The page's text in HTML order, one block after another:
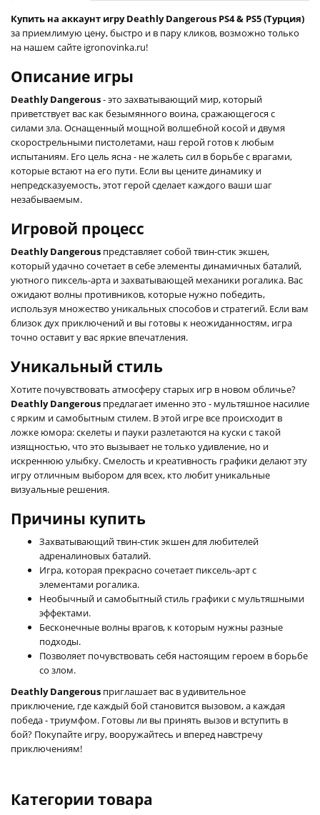
Купить на аккаунт игру Deathly Dangerous PS4 & PS5 (Турция)
за приемлимую цену, быстро и в пару кликов, возможно только
на нашем сайте igronovinka.ru!
Описание игры
Deathly Dangerous- это захватывающий мир, который
приветствует вас как безымянного воина, сражающегося с
силами зла. Оснащенный мощной волшебной косой и двумя
скорострельными пистолетами, наш герой готов к любым
испытаниям. Его цель ясна - не жалеть сил в борьбе с врагами,
которые встают на его пути. Если вы цените динамику и
непредсказуемость, этот герой сделает каждого ваши шаг
незабываемым.
Игровой процесс
Deathly Dangerous представляет собой твин-стик экшен,
который удачно сочетает в себе элементы динамичных баталий,
уютного пиксель-арта и захватывающей механики рогалика. Вас
ожидают волны противников, которые нужно победить,
используя множество уникальных способов и стратегий. Если вам
близок дух приключений и вы готовы к неожиданностям, игра
точно оставит у вас яркие впечатления.
Уникальный стиль
Хотите почувствовать атмосферу старых игр в новом обличье?
Deathly Dangerous предлагает именно это - мультяшное насилие
с ярким и самобытным стилем. В этой игре все происходит в
ложке юмора: скелеты и пауки разлетаются на куски с такой
изящностью, что это вызывает не только удивление, но и
искреннюю улыбку. Смелость и креативность графики делают эту
игру отличным выбором для всех, кто любит уникальные
визуальные решения.
Причины купить
Захватывающий твин-стик экшен для любителей
адреналиновых баталий.
Игра, которая прекрасно сочетает пиксель-арт с
элементами рогалика.
Необычный и самобытный стиль графики с мультяшными
эффектами.
Бесконечные волны врагов, к которым нужны разные
подходы.
Позволяет почувствовать себя настоящим героем в борьбе
со злом.
Deathly Dangerous приглашает вас в удивительное
приключение, где каждый бой становится вызовом, а каждая
победа - триумфом. Готовы ли вы принять вызов и вступить в
бой? Покупайте игру, вооружайтесь и вперед навстречу
приключениям!
Категории товара